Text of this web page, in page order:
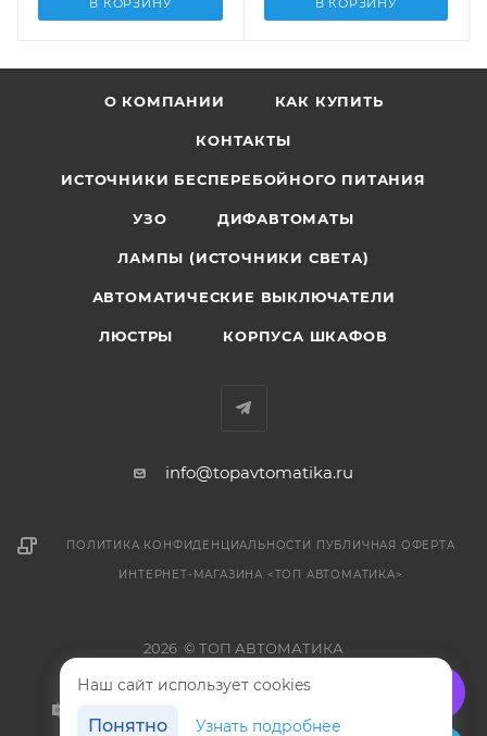
В КОРЗИНУ В КОРЗИНУ
О КОМПАНИИ КАК КУПИТЬ
КОНТАКТЫ
ИСТОЧНИКИ БЕСПЕРЕБОЙНОГО ПИТАНИЯ
УЗО ДИФАВТОМАТЫ
ЛАМПЫ (ИСТОЧНИКИ СВЕТА)
АВТОМАТИЧЕСКИЕ ВЫКЛЮЧАТЕЛИ
ЛЮСТРЫ КОРПУСА ШКАФОВ
info@topavtomatika.ru
ПОЛИТИКА КОНФИДЕНЦИАЛЬНОСТИ ПУБЛИЧНАЯ ОФЕРТА
ИНТЕРНЕТ-МАГАЗИНА <ТОП АВТОМАТИКА>
2026 © ТОП АВТОМАТИКА
Наш сайт использует cookies
Понятно Узнать подробнее